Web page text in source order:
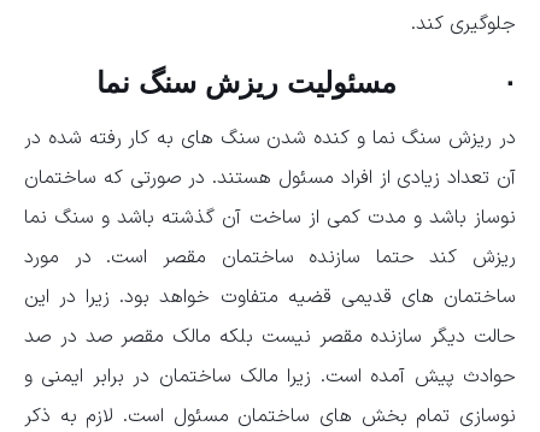
جلوگیری کند.
· مسئولیت ریزش سنگ نما
در ریزش سنگ نما و کنده شدن سنگ های به کار رفته شده در
آن تعداد زیادی از افراد مسئول هستند. در صورتی که ساختمان
نوساز باشد و مدت کمی از ساخت آن گذشته باشد و سنگ نما
ریزش کند حتما سازنده ساختمان مقصر است. در مورد
ساختمان های قدیمی قضیه متفاوت خواهد بود. زیرا در این
حالت دیگر سازنده مقصر نیست بلکه مالک مقصر صد در صد
حوادث پیش آمده است. زیرا مالک ساختمان در برابر ایمنی و
نوسازی تمام بخش های ساختمان مسئول است. لازم به ذکر